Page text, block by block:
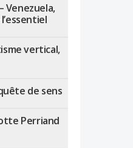
Venezuela,
vertical,
de sens
Perriand